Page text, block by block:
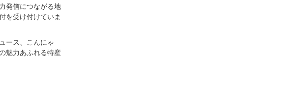
発信につながる地
を受け付けていま
ース、こんにゃ
魅力あふれる特産